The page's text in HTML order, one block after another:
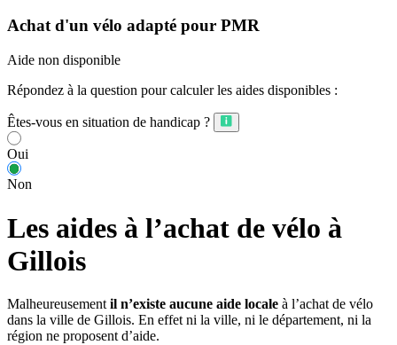
Achat d'un vélo adapté pour PMR
Aide non disponible
Répondez à la question pour calculer les aides disponibles :
Êtes-vous en situation de handicap ?
Oui
Non
Les aides à l’achat de vélo à
Gillois
Malheureusement il n’existe aucune aide locale à l’achat de vélo
dans la ville de Gillois. En effet ni la ville, ni le département, ni la
région ne proposent d’aide.